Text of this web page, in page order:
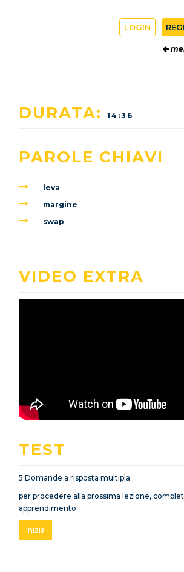
LOGIN
DURATA: 14:36
PAROLE CHIAVI
leva
margine
swap
VIDEO EXTRA
TEST
5 Domande a risposta multipla
per procedere alla prossima lezione,
apprendimento
Inizia